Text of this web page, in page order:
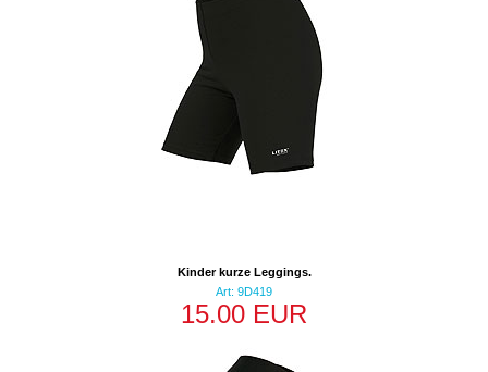
Kinder kurze Leggings.
Art: 9D419
15.00 EUR